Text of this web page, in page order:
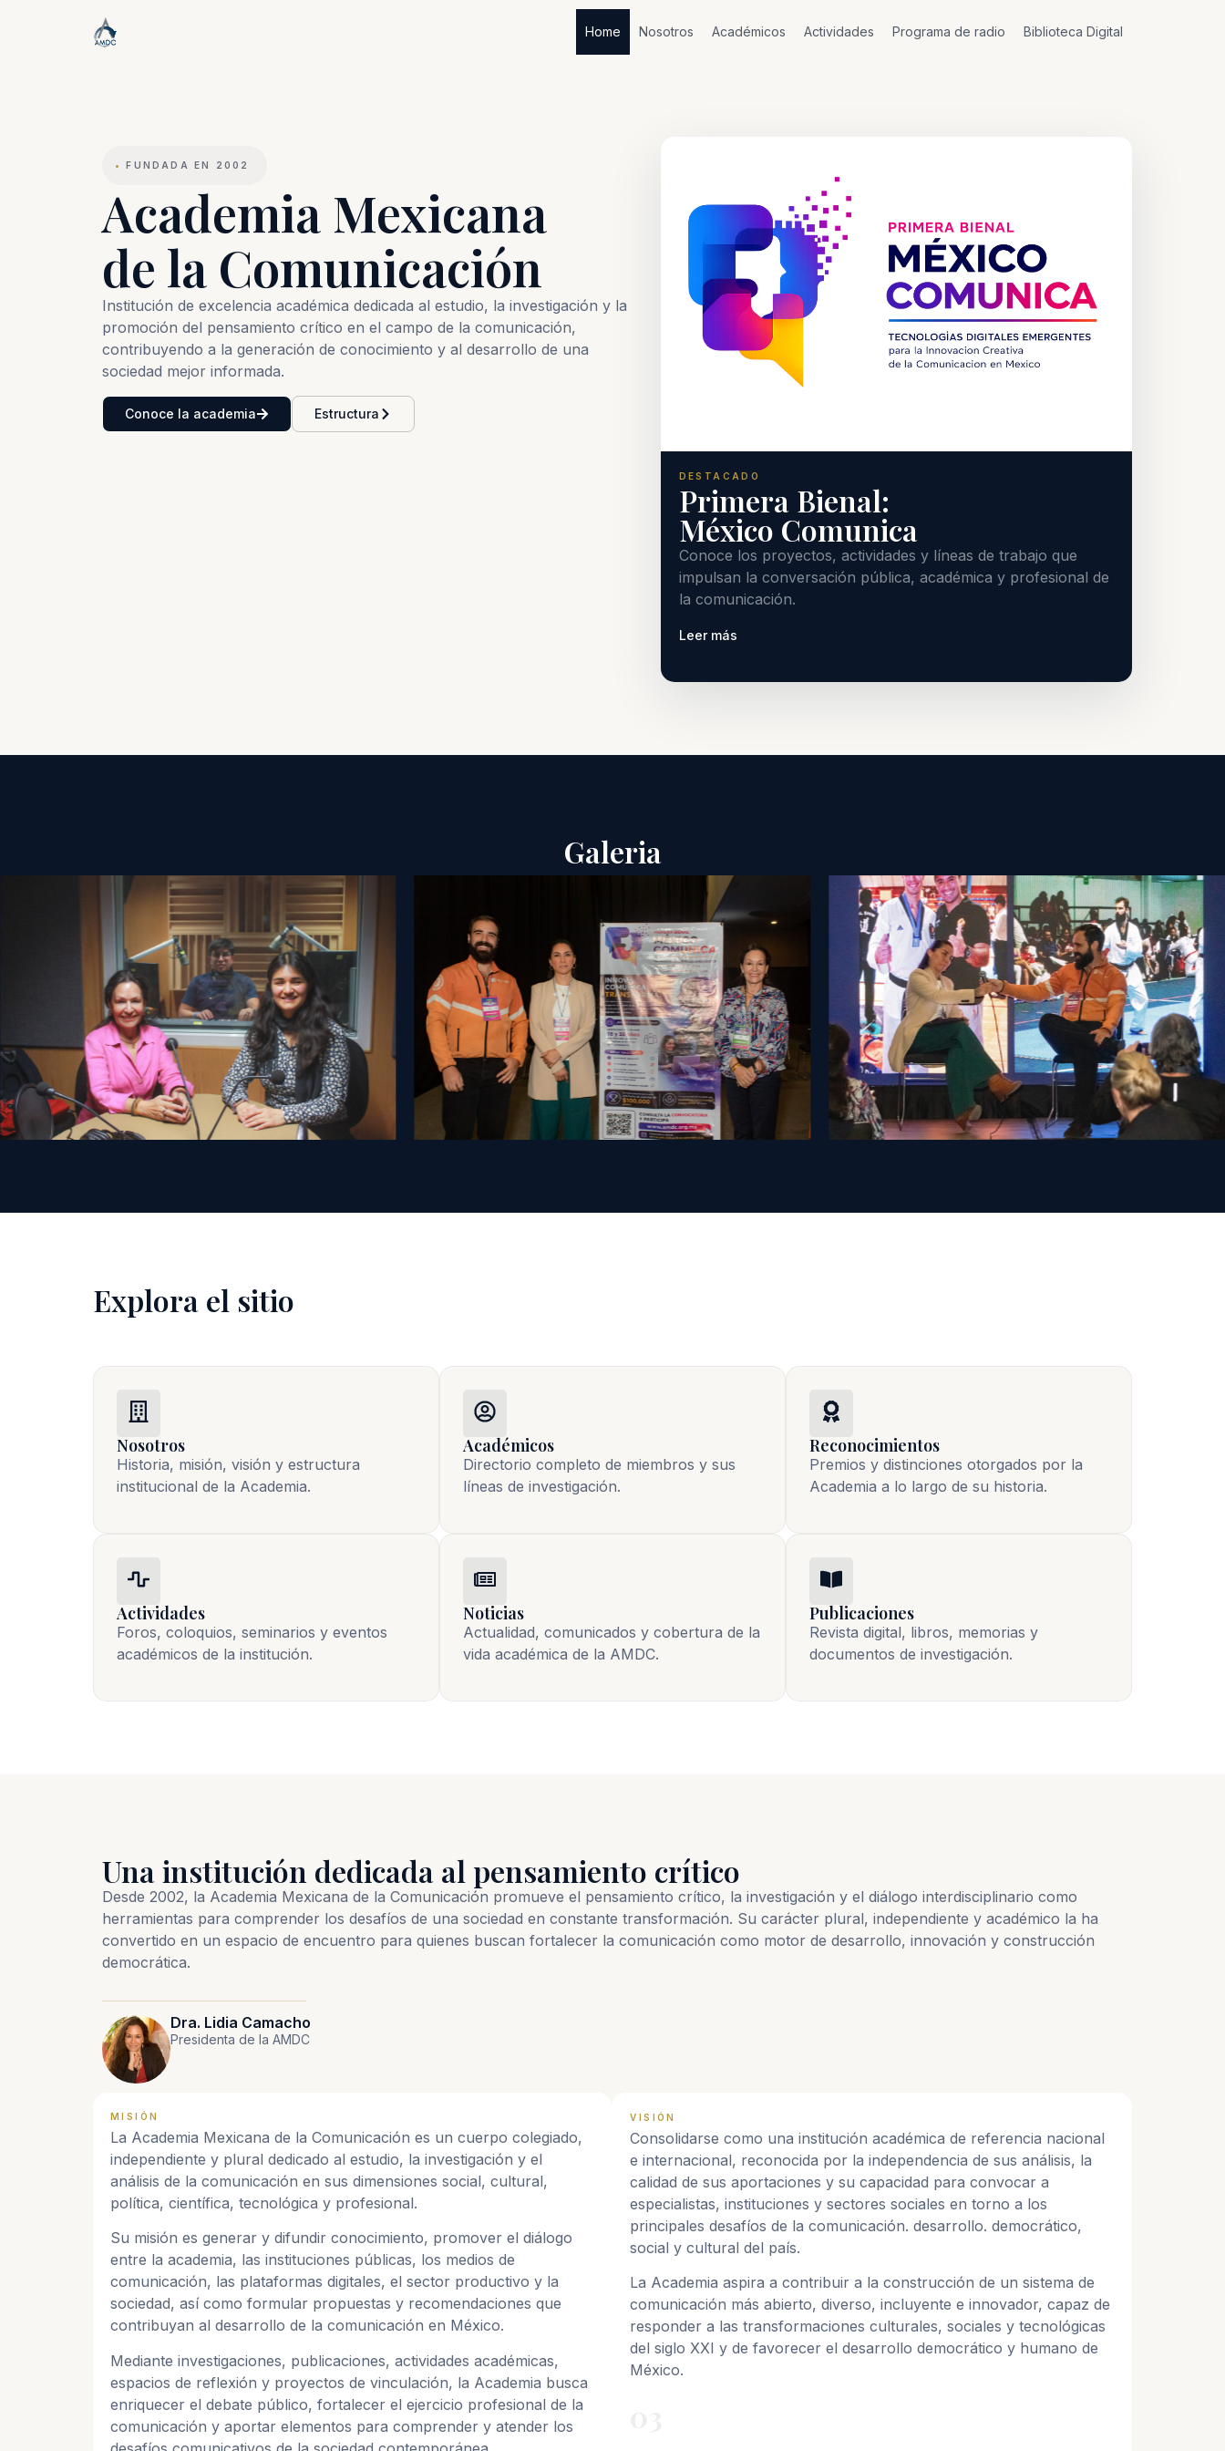
Home Nosotros Académicos Actividades Programa de radio Biblioteca Digital
• FUNDADA EN 2002
Academia Mexicana
de la Comunicación
Institución de excelencia académica dedicada al estudio, la investigación y la
promoción del pensamiento crítico en el campo de la comunicación,
contribuyendo a la generación de conocimiento y al desarrollo de una
sociedad mejor informada.
Conoce la academia Estructura
DESTACADO
Primera Bienal:
México Comunica
Conoce los proyectos, actividades y líneas de trabajo que
impulsan la conversación pública, académica y profesional de
la comunicación.
Leer más
Galeria
Explora el sitio
Nosotros
Historia, misión, visión y estructura
institucional de la Academia.
Académicos
Directorio completo de miembros y sus
líneas de investigación.
Reconocimientos
Premios y distinciones otorgados por la
Academia a lo largo de su historia.
Actividades
Foros, coloquios, seminarios y eventos
académicos de la institución.
Noticias
Actualidad, comunicados y cobertura de la
vida académica de la AMDC.
Publicaciones
Revista digital, libros, memorias y
documentos de investigación.
Una institución dedicada al pensamiento crítico
Desde 2002, la Academia Mexicana de la Comunicación promueve el pensamiento crítico, la investigación y el diálogo interdisciplinario como
herramientas para comprender los desafíos de una sociedad en constante transformación. Su carácter plural, independiente y académico la ha
convertido en un espacio de encuentro para quienes buscan fortalecer la comunicación como motor de desarrollo, innovación y construcción
democrática.
Dra. Lidia Camacho
Presidenta de la AMDC
MISIÓN
La Academia Mexicana de la Comunicación es un cuerpo colegiado,
independiente y plural dedicado al estudio, la investigación y el
análisis de la comunicación en sus dimensiones social, cultural,
política, científica, tecnológica y profesional.
Su misión es generar y difundir conocimiento, promover el diálogo
entre la academia, las instituciones públicas, los medios de
comunicación, las plataformas digitales, el sector productivo y la
sociedad, así como formular propuestas y recomendaciones que
contribuyan al desarrollo de la comunicación en México.
Mediante investigaciones, publicaciones, actividades académicas,
espacios de reflexión y proyectos de vinculación, la Academia busca
enriquecer el debate público, fortalecer el ejercicio profesional de la
comunicación y aportar elementos para comprender y atender los
VISIÓN
Consolidarse como una institución académica de referencia nacional
e internacional, reconocida por la independencia de sus análisis, la
calidad de sus aportaciones y su capacidad para convocar a
especialistas, instituciones y sectores sociales en torno a los
principales desafíos de la comunicación. desarrollo. democrático,
social y cultural del país.
La Academia aspira a contribuir a la construcción de un sistema de
comunicación más abierto, diverso, incluyente e innovador, capaz de
responder a las transformaciones culturales, sociales y tecnológicas
del siglo XXI y de favorecer el desarrollo democrático y humano de
México.